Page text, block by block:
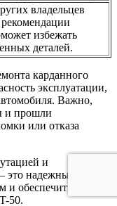
владельцев
избежать
деталей.
карданного
эксплуатации,
Важно,
и прошли
или отказа
и
это надежный способ
обеспечить
50.